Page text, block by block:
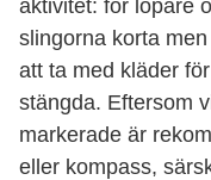
aktivitet: för löpare
slingorna korta
att ta med kläder
stängda. Eftersom
markerade är
eller kompass,